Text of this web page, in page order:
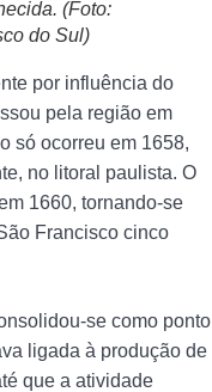
(Foto:
do Sul)
por influência do
pela região em
só ocorreu em 1658,
no litoral paulista. O
1660, tornando-se
Francisco cinco
se como ponto
ligada à produção de
que a atividade